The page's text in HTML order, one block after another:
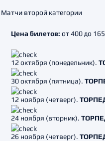
Матчи второй категории
Цена билетов: от 400 до
12 октября (понедельник).
30 октября (пятница).
12 ноября (четверг).
24 ноября (вторник).
26 ноября (четверг).